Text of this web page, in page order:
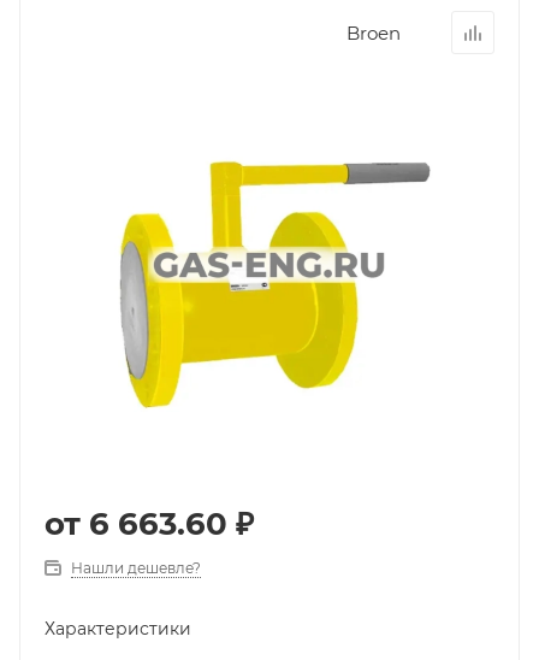
Broen
от 6 663.60 ₽
Нашли дешевле?
Характеристики